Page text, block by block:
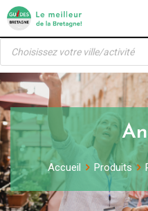
Skip
content
Recherche
produits
Accueil Produits